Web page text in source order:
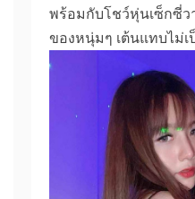
พร้อมกับโชว์หุ่นเซ็กซี่ว
ของหนุ่มๆ เต้นแทบไม่เ